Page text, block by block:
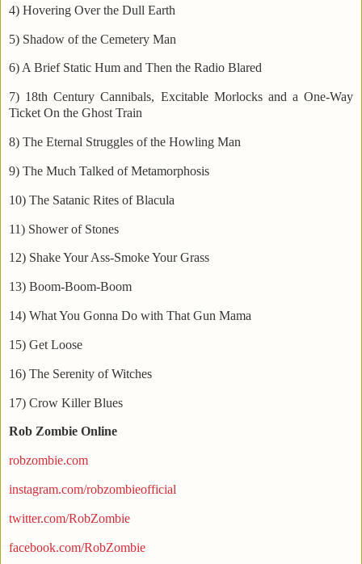
4) Hovering Over the Dull Earth
5) Shadow of the Cemetery Man
6) A Brief Static Hum and Then the Radio Blared
7) 18th Century Cannibals, Excitable Morlocks and a One-Way
Ticket On the Ghost Train
8) The Eternal Struggles of the Howling Man
9) The Much Talked of Metamorphosis
10) The Satanic Rites of Blacula
11) Shower of Stones
12) Shake Your Ass-Smoke Your Grass
13) Boom-Boom-Boom
14) What You Gonna Do with That Gun Mama
15) Get Loose
16) The Serenity of Witches
17) Crow Killer Blues
Rob Zombie Online
robzombie.com
instagram.com/robzombieofficial
twitter.com/RobZombie
facebook.com/RobZombie